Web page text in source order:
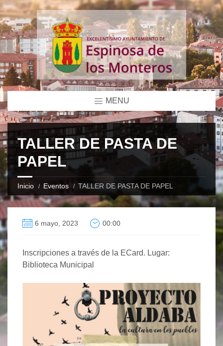
MENU
TALLER DE PASTA DE
PAPEL
Inicio Eventos TALLER DE PASTA DE PAPEL
6 mayo, 2023 00:00
Inscripciones a través de la ECard. Lugar:
Biblioteca Municipal